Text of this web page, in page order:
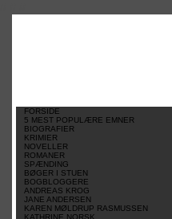
FORSIDE
5 MEST POPULÆRE EMNER
BIOGRAFIER
KRIMIER
NOVELLER
ROMANER
SPÆNDING
BØGER I STUEN
BOGBLOGGERE
ANDREAS KROG
JANE ANDERSEN
KAREN MØLDRUP RASMUSSEN
KATHRINE NORSK